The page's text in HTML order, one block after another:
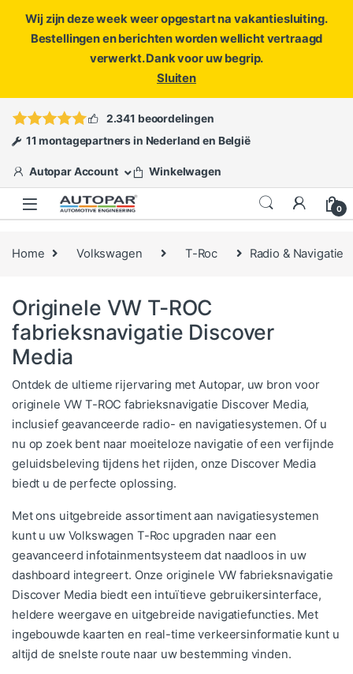
Wij zijn deze week weer opgestart na vakantiesluiting.
Bestellingen en berichten worden wellicht vertraagd
verwerkt. Dank voor uw begrip.
Sluiten
ofopen een ticket
2.341 beoordelingen
11 montagepartners in Nederland en België
Autopar Account Winkelwagen
0
Home Volkswagen T-Roc Radio & Navigatie
Originele VW T-ROC
fabrieksnavigatie Discover
Media
Ontdek de ultieme rijervaring met Autopar, uw bron voor
originele VW T-ROC fabrieksnavigatie Discover Media,
inclusief geavanceerde radio- en navigatiesystemen. Of u
nu op zoek bent naar moeiteloze navigatie of een verfijnde
geluidsbeleving tijdens het rijden, onze Discover Media
biedt u de perfecte oplossing.
Met ons uitgebreide assortiment aan navigatiesystemen
kunt u uw Volkswagen T-Roc upgraden naar een
geavanceerd infotainmentsysteem dat naadloos in uw
dashboard integreert. Onze originele VW fabrieksnavigatie
Discover Media biedt een intuïtieve gebruikersinterface,
heldere weergave en uitgebreide navigatiefuncties. Met
ingebouwde kaarten en real-time verkeersinformatie kunt u
altijd de snelste route naar uw bestemming vinden.